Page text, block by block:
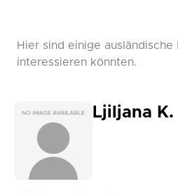
Hier sind einige
interessieren könnten.
Ljiljana K.